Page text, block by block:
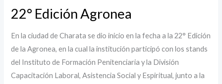
22° Edición Agronea
En la ciudad de Charata se dio inicio en la fecha a la 22° Edición
de la Agronea, en la cual la institución participó con los stands
del Instituto de Formación Penitenciaria y la División
Capacitación Laboral, Asistencia Social y Espiritual, junto a la